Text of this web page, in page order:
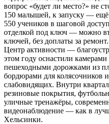
вопрос «будет ли место?» не
150 малышей, к запуску — ещё
550 учеников в шаговой
отделкой под ключ — можно
ключей, без доплаты за ремонт.
Центр активности —
этом году оснастили
пешеходными дорожками из
бордюрами для колясочников
слабовидящих. Внутри
резиновые покрытия,
уличные тренажёры,
видеонаблюдение — как в
Хельсинки.